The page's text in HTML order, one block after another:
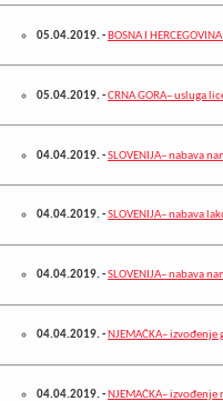
05.04.2019.- BOSNA I
05.04.2019.-CRNA GORA– usluga
04.04.2019.-SLOVENIJA– nabava
04.04.2019.-SLOVENIJA– nabava
04.04.2019.-SLOVENIJA– nabava
04.04.2019.-NJEMAČKA–
04.04.2019.-NJEMAČKA–